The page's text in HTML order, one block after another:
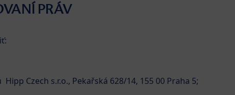
PRÁV
Czech s.r.o., Pekařská 628/14, 155 00 Praha 5;